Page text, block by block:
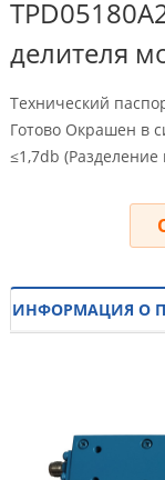
делителя
Технический
Готово Окрашен в
≤1,7db
ИНФОРМАЦИЯ О